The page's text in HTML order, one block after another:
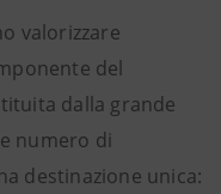
valorizzare
del
dalla grande
numero di
destinazione unica: